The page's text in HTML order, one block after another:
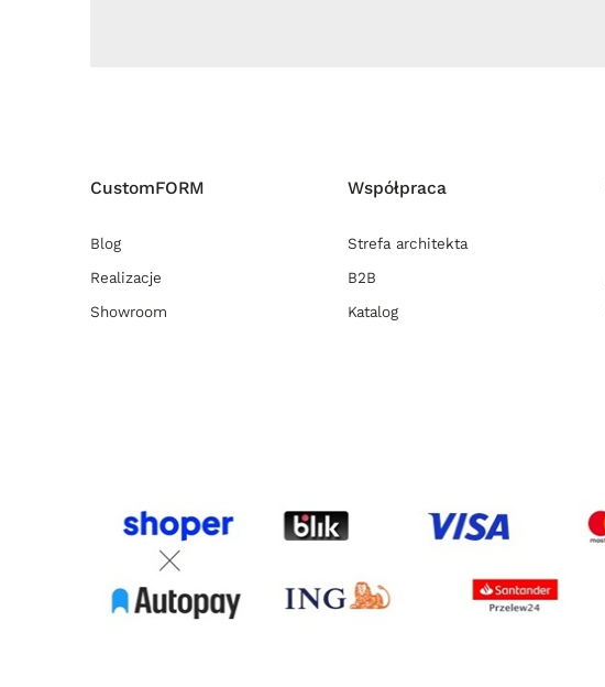
CustomFORM
Blog
Realizacje
Showroom
Współpraca
Strefa architekta
B2B
Katalog